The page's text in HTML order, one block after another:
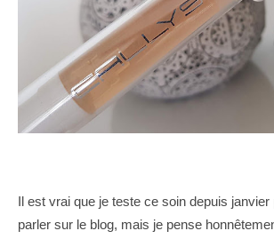
Il est vrai que je teste ce soin depuis
parler sur le blog, mais je pense